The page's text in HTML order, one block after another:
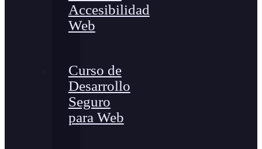
Accesibilidad
Web
Curso de
Desarrollo
Seguro
para Web